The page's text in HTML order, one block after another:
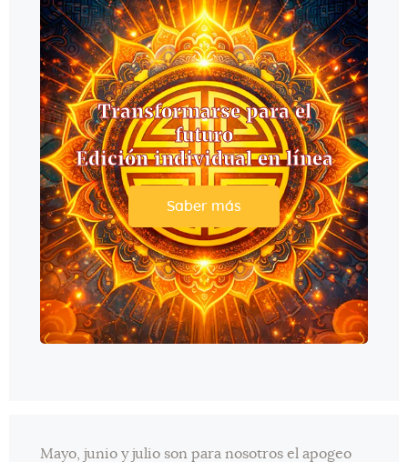
Transformarse para el
futuro
Edición individual en línea
Saber más
Mayo, junio y julio son para nosotros el apogeo